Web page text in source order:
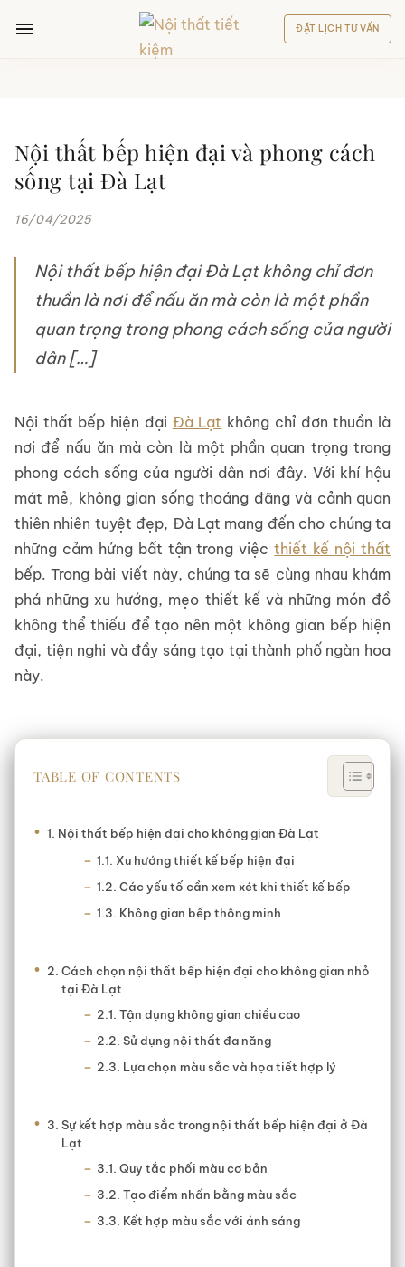
Thiết Kế Thi Công Nội Thất Đà Lạt
Đối Tác Của Nội Thất Tiết Kiệm
NỘI THẤT
PHÒNG KHÁCH
Sofa Góc
Sofa Băng
Sofa Đơn
Kệ – Vách Trang Trí
Dự án TKTC Nội Thất Phòng Khách
Giường Ngủ
Nội Thất
Phòng Ngủ Chọn Thế Nào
NỘI THẤT
PHÒNG BẾP
Tủ Bếp
Cẩm Nang Nội Thất Phòng Bếp
NỘI THẤT
Về Nội Thất Tiết Kiệm
ĐẶT LỊCH TƯ VẤN
Nội thất bếp hiện đại và phong cách
sống tại Đà Lạt
16/04/2025
Nội thất bếp hiện đại Đà Lạt không chỉ đơn
thuần là nơi để nấu ăn mà còn là một phần
quan trọng trong phong cách sống của người
dân […]
Nội thất bếp hiện đại Đà Lạt không chỉ đơn thuần là
nơi để nấu ăn mà còn là một phần quan trọng trong
phong cách sống của người dân nơi đây. Với khí hậu
mát mẻ, không gian sống thoáng đãng và cảnh quan
thiên nhiên tuyệt đẹp, Đà Lạt mang đến cho chúng ta
những cảm hứng bất tận trong việcthiết kế nội thất
bếp. Trong bài viết này, chúng ta sẽ cùng nhau khám
phá những xu hướng, mẹo thiết kế và những món đồ
không thể thiếu để tạo nên một không gian bếp hiện
đại, tiện nghi và đầy sáng tạo tại thành phố ngàn hoa
này.
TABLE OF CONTENTS
Nội thất bếp hiện đại cho không gian Đà Lạt
Xu hướng thiết kế bếp hiện đại
Các yếu tố cần xem xét khi thiết kế bếp
Không gian bếp thông minh
Cách chọn nội thất bếp hiện đại cho không gian nhỏ
tại Đà Lạt
Tận dụng không gian chiều cao
Sử dụng nội thất đa năng
Lựa chọn màu sắc và họa tiết hợp lý
Sự kết hợp màu sắc trong nội thất bếp hiện đại ở Đà
Lạt
Quy tắc phối màu cơ bản
Tạo điểm nhấn bằng màu sắc
Kết hợp màu sắc với ánh sáng